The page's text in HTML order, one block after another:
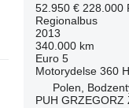
52.950 € 228.000
Regionalbus
2013
340.000 km
Euro 5
Motorydelse 360
Polen,
PUH GRZEGORZ